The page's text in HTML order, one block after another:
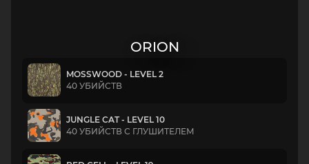
ORION
MOSSWOOD - LEVEL 2
40 УБИЙСТВ
JUNGLE CAT - LEVEL 10
40 УБИЙСТВ С ГЛУШИТЕЛЕМ